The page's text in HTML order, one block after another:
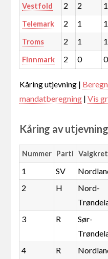
Vestfold 2 2 1
Telemark 2 1 1
Troms 2 1 1
Finnmark 2 0 0
Kåring utjevning |
mandatberegning |Vis
Kåring av
Nummer Parti
1 SV
2
H
Nord-
3 R
Sør-
4 R